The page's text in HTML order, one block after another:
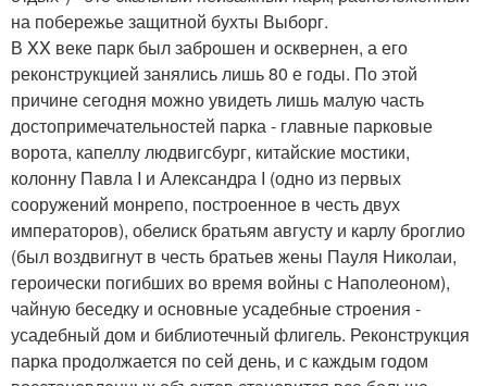
на побережье защитной бухты Выборг.
В XX веке парк был заброшен и осквернен, а его
реконструкцией занялись лишь 80 е годы. По этой
причине сегодня можно увидеть лишь малую часть
достопримечательностей парка - главные парковые
ворота, капеллу людвигсбург, китайские мостики,
колонну Павла I и Александра I (одно из первых
сооружений монрепо, построенное в честь двух
императоров), обелиск братьям августу и карлу броглио
(был воздвигнут в честь братьев жены Пауля Николаи,
героически погибших во время войны с Наполеоном),
чайную беседку и основные усадебные строения -
усадебный дом и библиотечный флигель. Реконструкция
парка продолжается по сей день, и с каждым годом